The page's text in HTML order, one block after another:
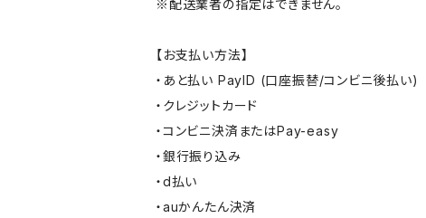
※配送業者の指定はできません。
【お支払い方法】
・あと払い PayID (口座振替/コンビニ後払い)
・クレジットカード
・コンビニ決済またはPay-easy
・銀行振り込み
・d払い
・auかんたん決済